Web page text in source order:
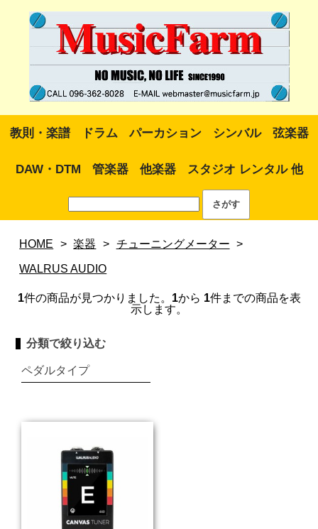
教則・楽譜 ドラム パーカション シンバル 弦楽器
DAW・DTM 管楽器 他楽器 スタジオ レンタル 他
HOME > 楽器 > チューニングメーター >
WALRUS AUDIO
1件の商品が見つかりました。 1から 1件までの商品を表
示します。
分類で絞り込む
ペダルタイプ